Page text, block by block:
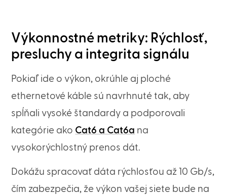
Výkonnostné metriky: Rýchlosť,
presluchy a integrita signálu
Pokiaľ ide o výkon, okrúhle aj ploché
ethernetové káble sú navrhnuté tak, aby
spĺňali vysoké štandardy a podporovali
kategórie ako Cat6 a Cat6a na
vysokorýchlostný prenos dát.
Dokážu spracovať dáta rýchlosťou až 10 Gb/s,
čím zabezpečia, že výkon vašej siete bude na